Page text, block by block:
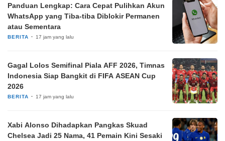
Panduan Lengkap: Cara Cepat Pulihkan Akun
WhatsApp yang Tiba-tiba Diblokir Permanen
atau Sementara
BERITA 17 jam yang lalu
Gagal Lolos Semifinal Piala AFF 2026, Timnas
Indonesia Siap Bangkit di FIFA ASEAN Cup
2026
BERITA 17 jam yang lalu
Xabi Alonso Dihadapkan Pangkas Skuad
Chelsea Jadi 25 Nama, 41 Pemain Kini Sesaki